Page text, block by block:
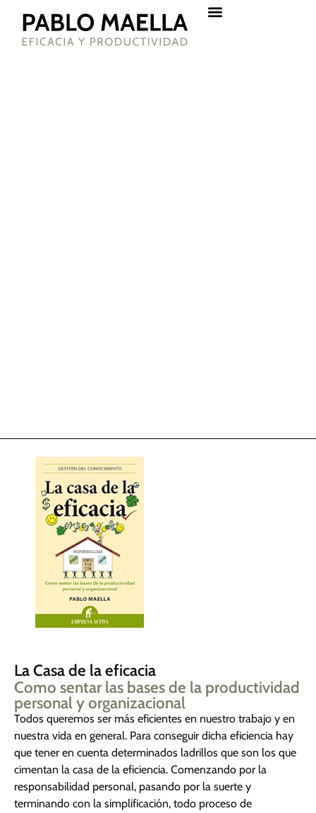
La Casa de la eficacia
Como sentar las bases de la productividad
personal y organizacional
Todos queremos ser más eficientes en nuestro trabajo y en
nuestra vida en general. Para conseguir dicha eficiencia hay
que tener en cuenta determinados ladrillos que son los que
cimentan la casa de la eficiencia. Comenzando por la
responsabilidad personal, pasando por la suerte y
terminando con la simplificación, todo proceso de